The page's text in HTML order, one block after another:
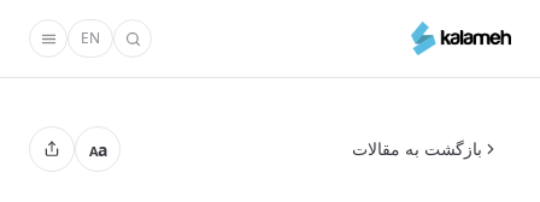
محتوای
EN
بازگشت به مقالات Aa